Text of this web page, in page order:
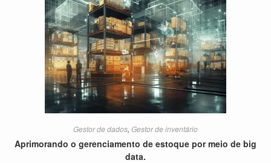
Gestor de dados, Gestor de inventário
Aprimorando o gerenciamento de estoque por meio de big
data.